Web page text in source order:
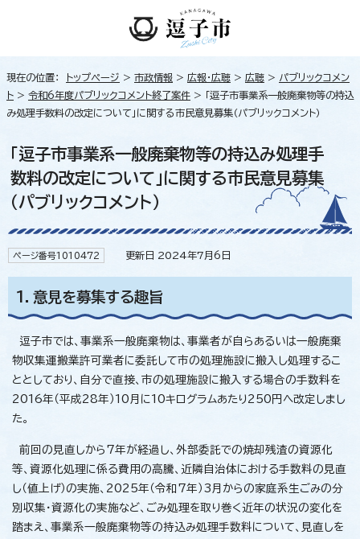
現在の位置： トップページ > 市政情報 > 広報・広聴 > 広聴 > パブリックコメン
ト > 令和6年度パブリックコメント終了案件 > 「逗子市事業系一般廃棄物等の持込
み処理手数料の改定について」に関する市民意見募集（パブリックコメント）
「逗子市事業系一般廃棄物等の持込み処理手
数料の改定について」に関する市民意見募集
（パブリックコメント）
ページ番号1010472 更新日 2024年7月6日
1．意見を募集する趣旨
逗子市では、事業系一般廃棄物は、事業者が自らあるいは一般廃棄
物収集運搬業許可業者に委託して市の処理施設に搬入し処理するこ
ととしており、自分で直接、市の処理施設に搬入する場合の手数料を
2016年（平成28年）10月に10キログラムあたり250円へ改定しまし
た。
前回の見直しから7年が経過し、外部委託での焼却残渣の資源化
等、資源化処理に係る費用の高騰、近隣自治体における手数料の見直
し（値上げ）の実施、2025年（令和7年）3月からの家庭系生ごみの分
別収集・資源化の実施など、ごみ処理を取り巻く近年の状況の変化を
踏まえ、事業系一般廃棄物等の持込み処理手数料について、見直しを